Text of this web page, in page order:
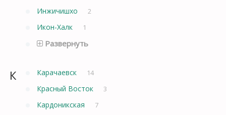
Инжичишхо 2
Икон-Халк 1
Развернуть
К Карачаевск 14
Красный Восток 3
Кардоникская 7